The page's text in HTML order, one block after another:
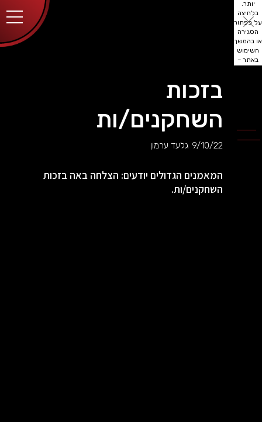
יותר.
בלחיצה
על כפתור
הסגירה
או בהמשך
השימוש
באתר –
בזכות
השחקנים/ות
9/10/22 גלעד ערמון
המאמנים הגדולים יודעים: הצלחה באה בזכות
השחקנים/ות.